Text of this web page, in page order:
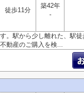
徒歩11分
築42年
-
駅から少し離れた、駅徒
動産のご購入を検...